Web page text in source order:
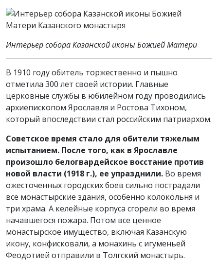
Интерьер собора Казанской иконы Божией Матери
В 1910 году обитель торжественно и пышно
отметила 300 лет своей истории. Главные
церковные службы в юбилейном году проводились
архиепископом Ярославля и Ростова Тихоном,
который впоследствии стал российским патриархом.
Советское время стало для обители тяжелым
испытанием. После того, как в Ярославле
произошло белогвардейское восстание против
новой власти (1918 г.), ее упразднили. Во время
ожесточенных городских боев сильно пострадали
все монастырские здания, особенно колокольня и
три храма. А келейные корпуса сгорели во время
начавшегося пожара. Потом все ценное
монастырское имущество, включая Казанскую
икону, конфисковали, а монахинь с игуменьей
Феодотией отправили в Толгский монастырь.